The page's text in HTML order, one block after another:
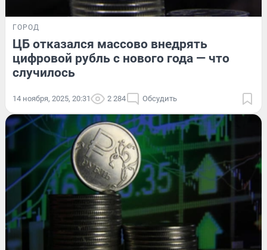
ГОРОД
ЦБ отказался массово внедрять
цифровой рубль с нового года — что
случилось
14 ноября, 2025, 20:31 2 284 Обсудить